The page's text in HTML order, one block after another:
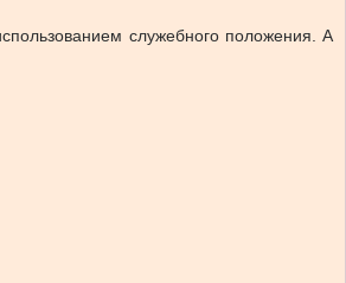
служебного положения. А